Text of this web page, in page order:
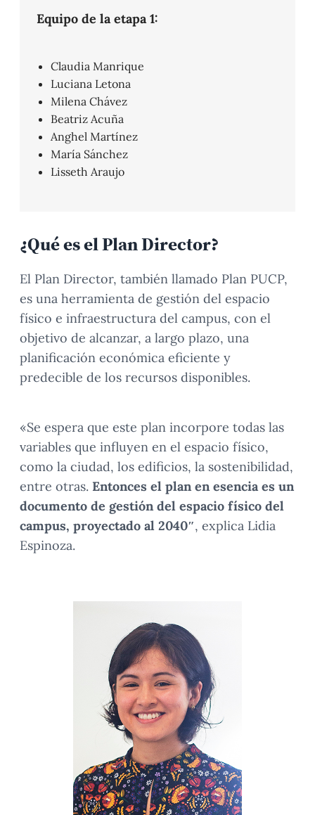
Equipo de la etapa 1:
Claudia Manrique
Luciana Letona
Milena Chávez
Beatriz Acuña
Anghel Martínez
María Sánchez
Lisseth Araujo
¿Qué es el Plan Director?
El Plan Director, también llamado Plan PUCP,
es una herramienta de gestión del espacio
físico e infraestructura del campus, con el
objetivo de alcanzar, a largo plazo, una
planificación económica eficiente y
predecible de los recursos disponibles.
«Se espera que este plan incorpore todas las
variables que influyen en el espacio físico,
como la ciudad, los edificios, la sostenibilidad,
entre otras. Entonces el plan en esencia es un
documento de gestión del espacio físico del
campus, proyectado al 2040″, explica Lidia
Espinoza.